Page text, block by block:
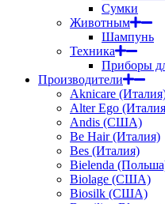
Сумки
Животным
Шампунь
Техника
Приборы
Производители
Aknicare
Alter Ego
Andis (США)
Be Hair (Италия)
Bes (Италия)
Bielenda
Biolage (США)
Biosilk (США)